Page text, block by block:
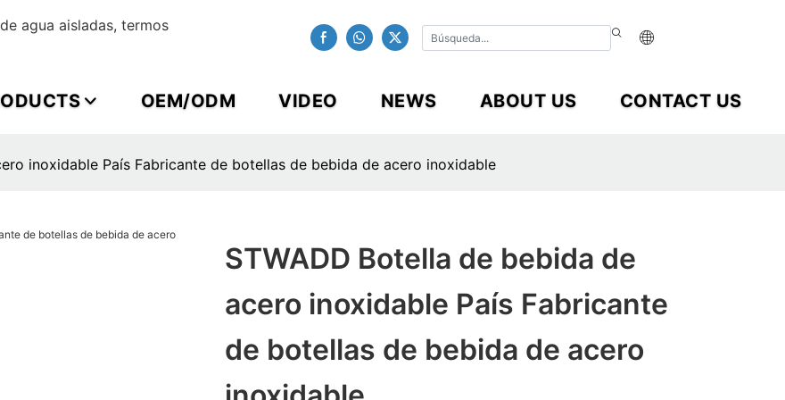
agua aisladas, termos
OEM/ODM VIDEO NEWS ABOUT US CONTACT US
inoxidable País Fabricante de botellas de bebida de acero inoxidable
STWADD Botella de bebida de
acero inoxidable País Fabricante
de botellas de bebida de acero